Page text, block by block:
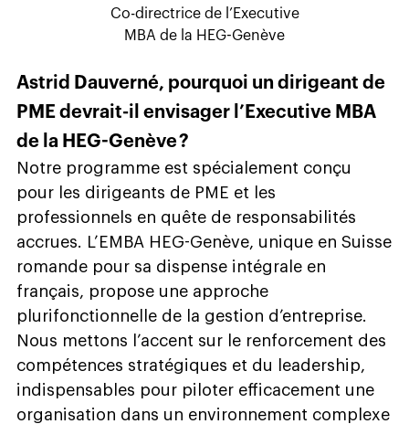
Co-directrice de l’Executive
MBA de la HEG-Genève
Astrid Dauverné, pourquoi un dirigeant de
PME devrait-il envisager l’Executive MBA
de la HEG-Genève ?
Notre programme est spécialement conçu
pour les dirigeants de PME et les
professionnels en quête de responsabilités
accrues. L’EMBA HEG-Genève, unique en Suisse
romande pour sa dispense intégrale en
français, propose une approche
plurifonctionnelle de la gestion d’entreprise.
Nous mettons l’accent sur le renforcement des
compétences stratégiques et du leadership,
indispensables pour piloter efficacement une
organisation dans un environnement complexe